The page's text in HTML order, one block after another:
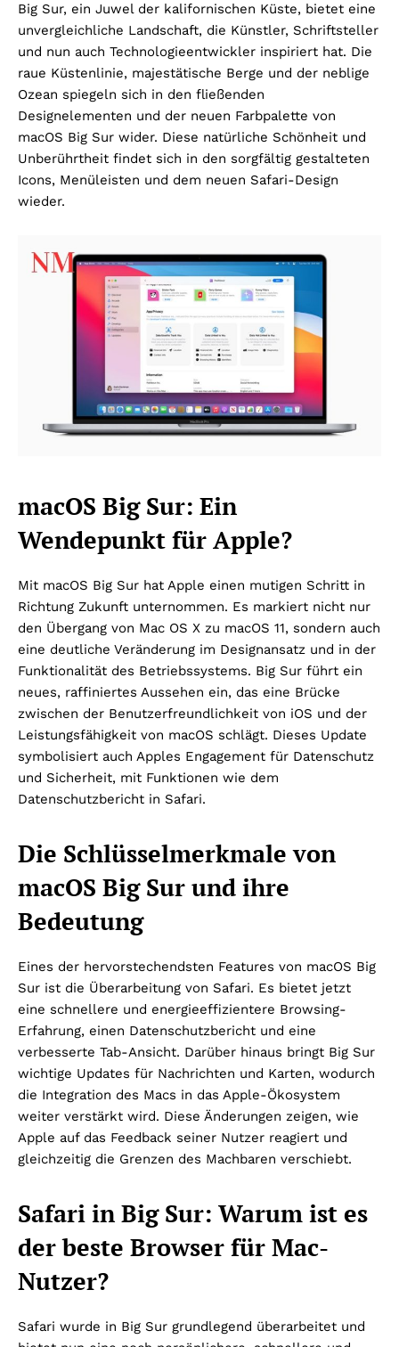
Big Sur, ein Juwel der kalifornischen Küste, bietet eine
unvergleichliche Landschaft, die Künstler, Schriftsteller
und nun auch Technologieentwickler inspiriert hat. Die
raue Küstenlinie, majestätische Berge und der neblige
Ozean spiegeln sich in den fließenden
Designelementen und der neuen Farbpalette von
macOS Big Sur wider. Diese natürliche Schönheit und
Unberührtheit findet sich in den sorgfältig gestalteten
Icons, Menüleisten und dem neuen Safari-Design
wieder.
macOS Big Sur: Ein
Wendepunkt für Apple?
Mit macOS Big Sur hat Apple einen mutigen Schritt in
Richtung Zukunft unternommen. Es markiert nicht nur
den Übergang von Mac OS X zu macOS 11, sondern auch
eine deutliche Veränderung im Designansatz und in der
Funktionalität des Betriebssystems. Big Sur führt ein
neues, raffiniertes Aussehen ein, das eine Brücke
zwischen der Benutzerfreundlichkeit von iOS und der
Leistungsfähigkeit von macOS schlägt. Dieses Update
symbolisiert auch Apples Engagement für Datenschutz
und Sicherheit, mit Funktionen wie dem
Datenschutzbericht in Safari.
Die Schlüsselmerkmale von
macOS Big Sur und ihre
Bedeutung
Eines der hervorstechendsten Features von macOS Big
Sur ist die Überarbeitung von Safari. Es bietet jetzt
eine schnellere und energieeffizientere Browsing-
Erfahrung, einen Datenschutzbericht und eine
verbesserte Tab-Ansicht. Darüber hinaus bringt Big Sur
wichtige Updates für Nachrichten und Karten, wodurch
die Integration des Macs in das Apple-Ökosystem
weiter verstärkt wird. Diese Änderungen zeigen, wie
Apple auf das Feedback seiner Nutzer reagiert und
gleichzeitig die Grenzen des Machbaren verschiebt.
Safari in Big Sur: Warum ist es
der beste Browser für Mac-
Nutzer?
Safari wurde in Big Sur grundlegend überarbeitet und